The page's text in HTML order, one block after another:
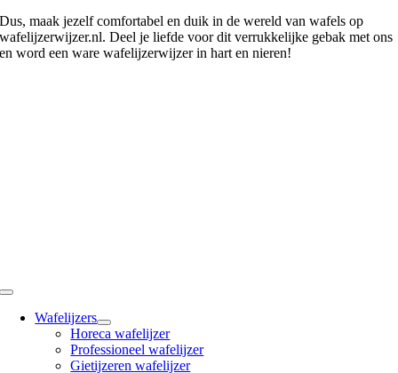
Dus, maak jezelf comfortabel en duik in de wereld van wafels op
wafelijzerwijzer.nl. Deel je liefde voor dit verrukkelijke gebak met ons
en word een ware wafelijzerwijzer in hart en nieren!
Toggle
NavigationWafelijzers
Horeca wafelijzer
Professioneel wafelijzer
Gietijzeren wafelijzer